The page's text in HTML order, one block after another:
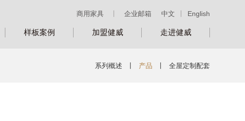
中文 English
商用家具 企业邮箱
样板案例 加盟健威 走进健威
系列概述 产品 全屋定制配套